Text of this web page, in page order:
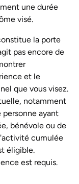
une durée
visé.
la porte
pas encore de
et le
que vous visez.
notamment
personne ayant
bénévole ou de
cumulée
éligible.
est requis.